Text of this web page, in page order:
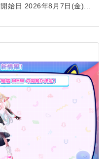
始日 2026年8月7日(金)...